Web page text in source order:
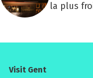
la plus
Visit Gent